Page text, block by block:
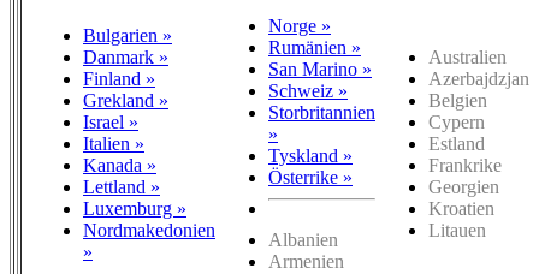
Bulgarien »
Danmark »
Finland »
Grekland »
Israel »
Italien »
Kanada »
Lettland »
Luxemburg »
Nordmakedonien
»
Norge »
Rumänien »
San Marino »
Schweiz »
Storbritannien
»
Tyskland »
Österrike »
Albanien
Armenien
Australien
Azerbajdzjan
Belgien
Cypern
Estland
Frankrike
Georgien
Kroatien
Litauen